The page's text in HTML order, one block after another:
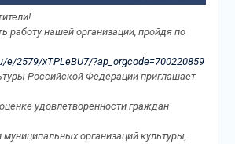
работу нашей организации, пройдя по
e/2579/xTPLeBU7/?ap_orgcode=700220859
Российской Федерации приглашает
удовлетворенности граждан
муниципальных организаций культуры,